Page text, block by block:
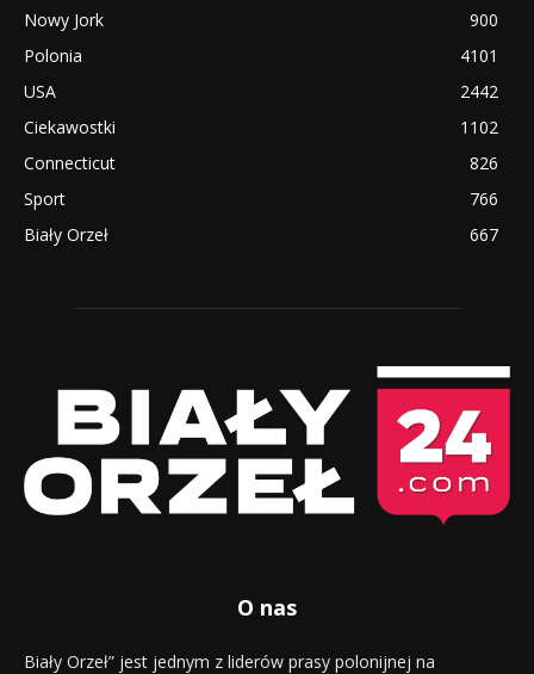
Nowy Jork
900
Polonia
4101
USA
2442
Ciekawostki
1102
Connecticut
826
Sport
766
Biały Orzeł
667
O nas
Biały Orzeł” jest jednym z liderów prasy polonijnej na